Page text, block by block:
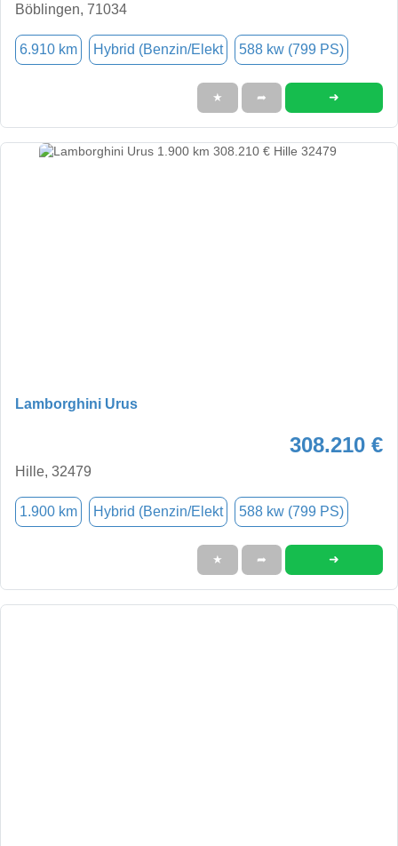
Böblingen, 71034
6.910 km Hybrid (Benzin/Elekt 588 kw (799 PS)
★ ➦ ➜
Lamborghini Urus
308.210 €
Hille, 32479
1.900 km Hybrid (Benzin/Elekt 588 kw (799 PS)
★ ➦ ➜